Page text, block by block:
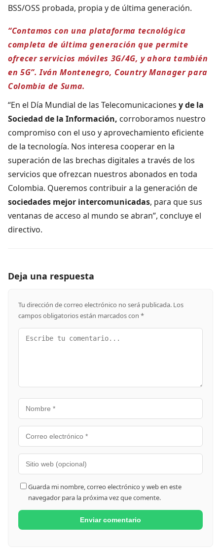
BSS/OSS probada, propia y de última generación.
“Contamos con una plataforma tecnológica
completa de última generación que permite
ofrecer servicios móviles 3G/4G, y ahora también
en 5G”. Iván Montenegro, Country Manager para
Colombia de Suma.
“En el Día Mundial de las Telecomunicaciones y de la
Sociedad de la Información, corroboramos nuestro
compromiso con el uso y aprovechamiento eficiente
de la tecnología. Nos interesa cooperar en la
superación de las brechas digitales a través de los
servicios que ofrezcan nuestros abonados en toda
Colombia. Queremos contribuir a la generación de
sociedades mejor intercomunicadas, para que sus
ventanas de acceso al mundo se abran”, concluye el
directivo.
Deja una respuesta
Tu dirección de correo electrónico no será publicada. Los
campos obligatorios están marcados con *
Guarda mi nombre, correo electrónico y web en este
navegador para la próxima vez que comente.